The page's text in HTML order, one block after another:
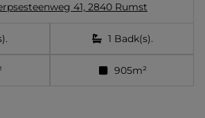
41, 2840 Rumst
. 1 Badk(s).
905m²